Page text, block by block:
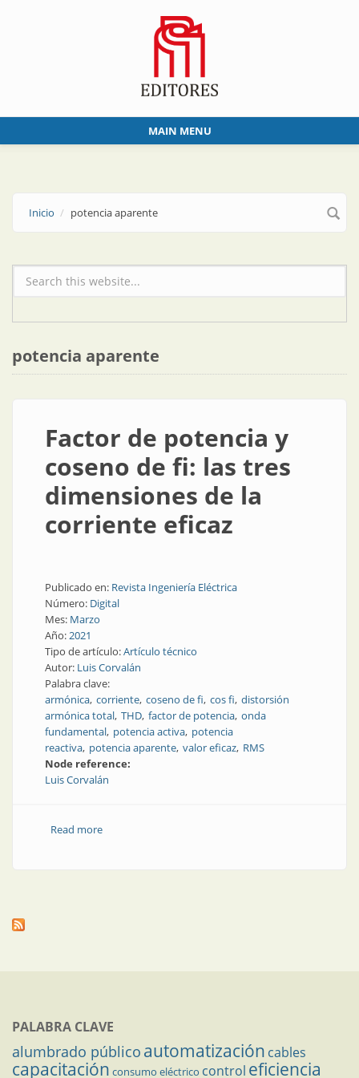
MAIN MENU
Inicio potencia aparente
Formulario de búsqueda
potencia aparente
Factor de potencia y
coseno de fi: las tres
dimensiones de la
corriente eficaz
Publicado en: Revista Ingeniería Eléctrica
Número: Digital
Mes: Marzo
Año:2021
Tipo de artículo:Artículo técnico
Autor: Luis Corvalán
Palabra clave:
armónica corriente coseno de fi cos fi distorsión
armónica total THD factor de potencia onda
fundamental potencia activa potencia
reactiva potencia aparente valor eficaz RMS
Node reference:
Luis Corvalán
Read moreabout Factor de potencia y coseno de fi: las tres
PALABRA CLAVE
alumbrado público automatización cables
capacitación consumo eléctrico control eficiencia